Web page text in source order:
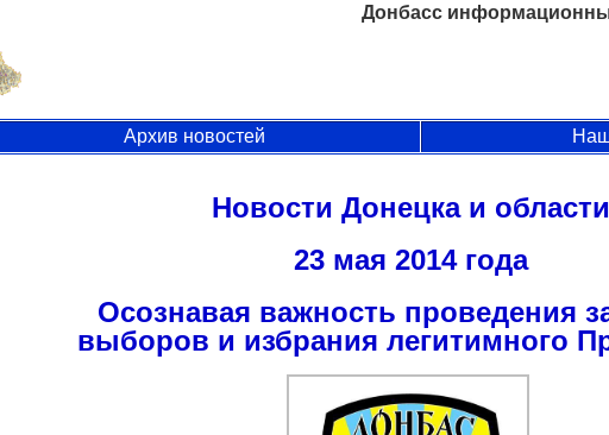
Донбасс
Архив новостей
Новости Донецка и области
23 мая 2014 года
Осознавая важность проведения
выборов и избрания легитимного